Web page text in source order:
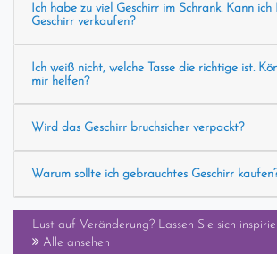
Ich habe zu viel Geschirr im Schrank. Kann ich
Geschirr verkaufen?
Ich weiß nicht, welche Tasse die richtige ist.
mir helfen?
Wird das Geschirr bruchsicher verpackt?
Warum sollte ich gebrauchtes Geschirr
Lust auf Veränderung? Lassen Sie sich
Alle ansehen